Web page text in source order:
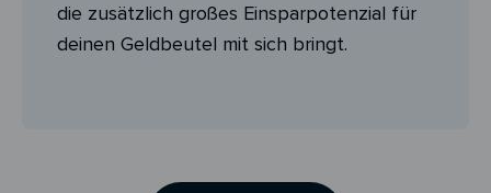
die zusätzlich großes Einsparpotenzial für
deinen Geldbeutel mit sich bringt.